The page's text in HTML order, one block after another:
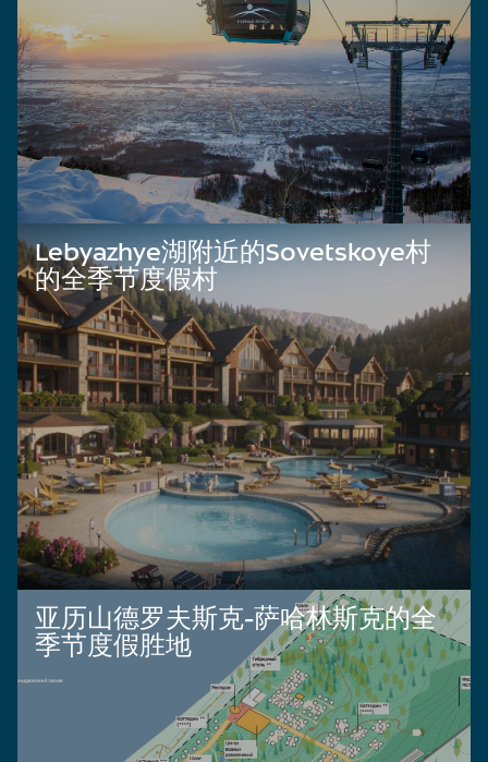
Lebyazhye湖附近的Sovetskoye村
的全季节度假村
亚历山德罗夫斯克-萨哈林斯克的全
季节度假胜地